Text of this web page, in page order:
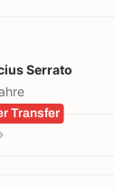
Serrato
Transfer